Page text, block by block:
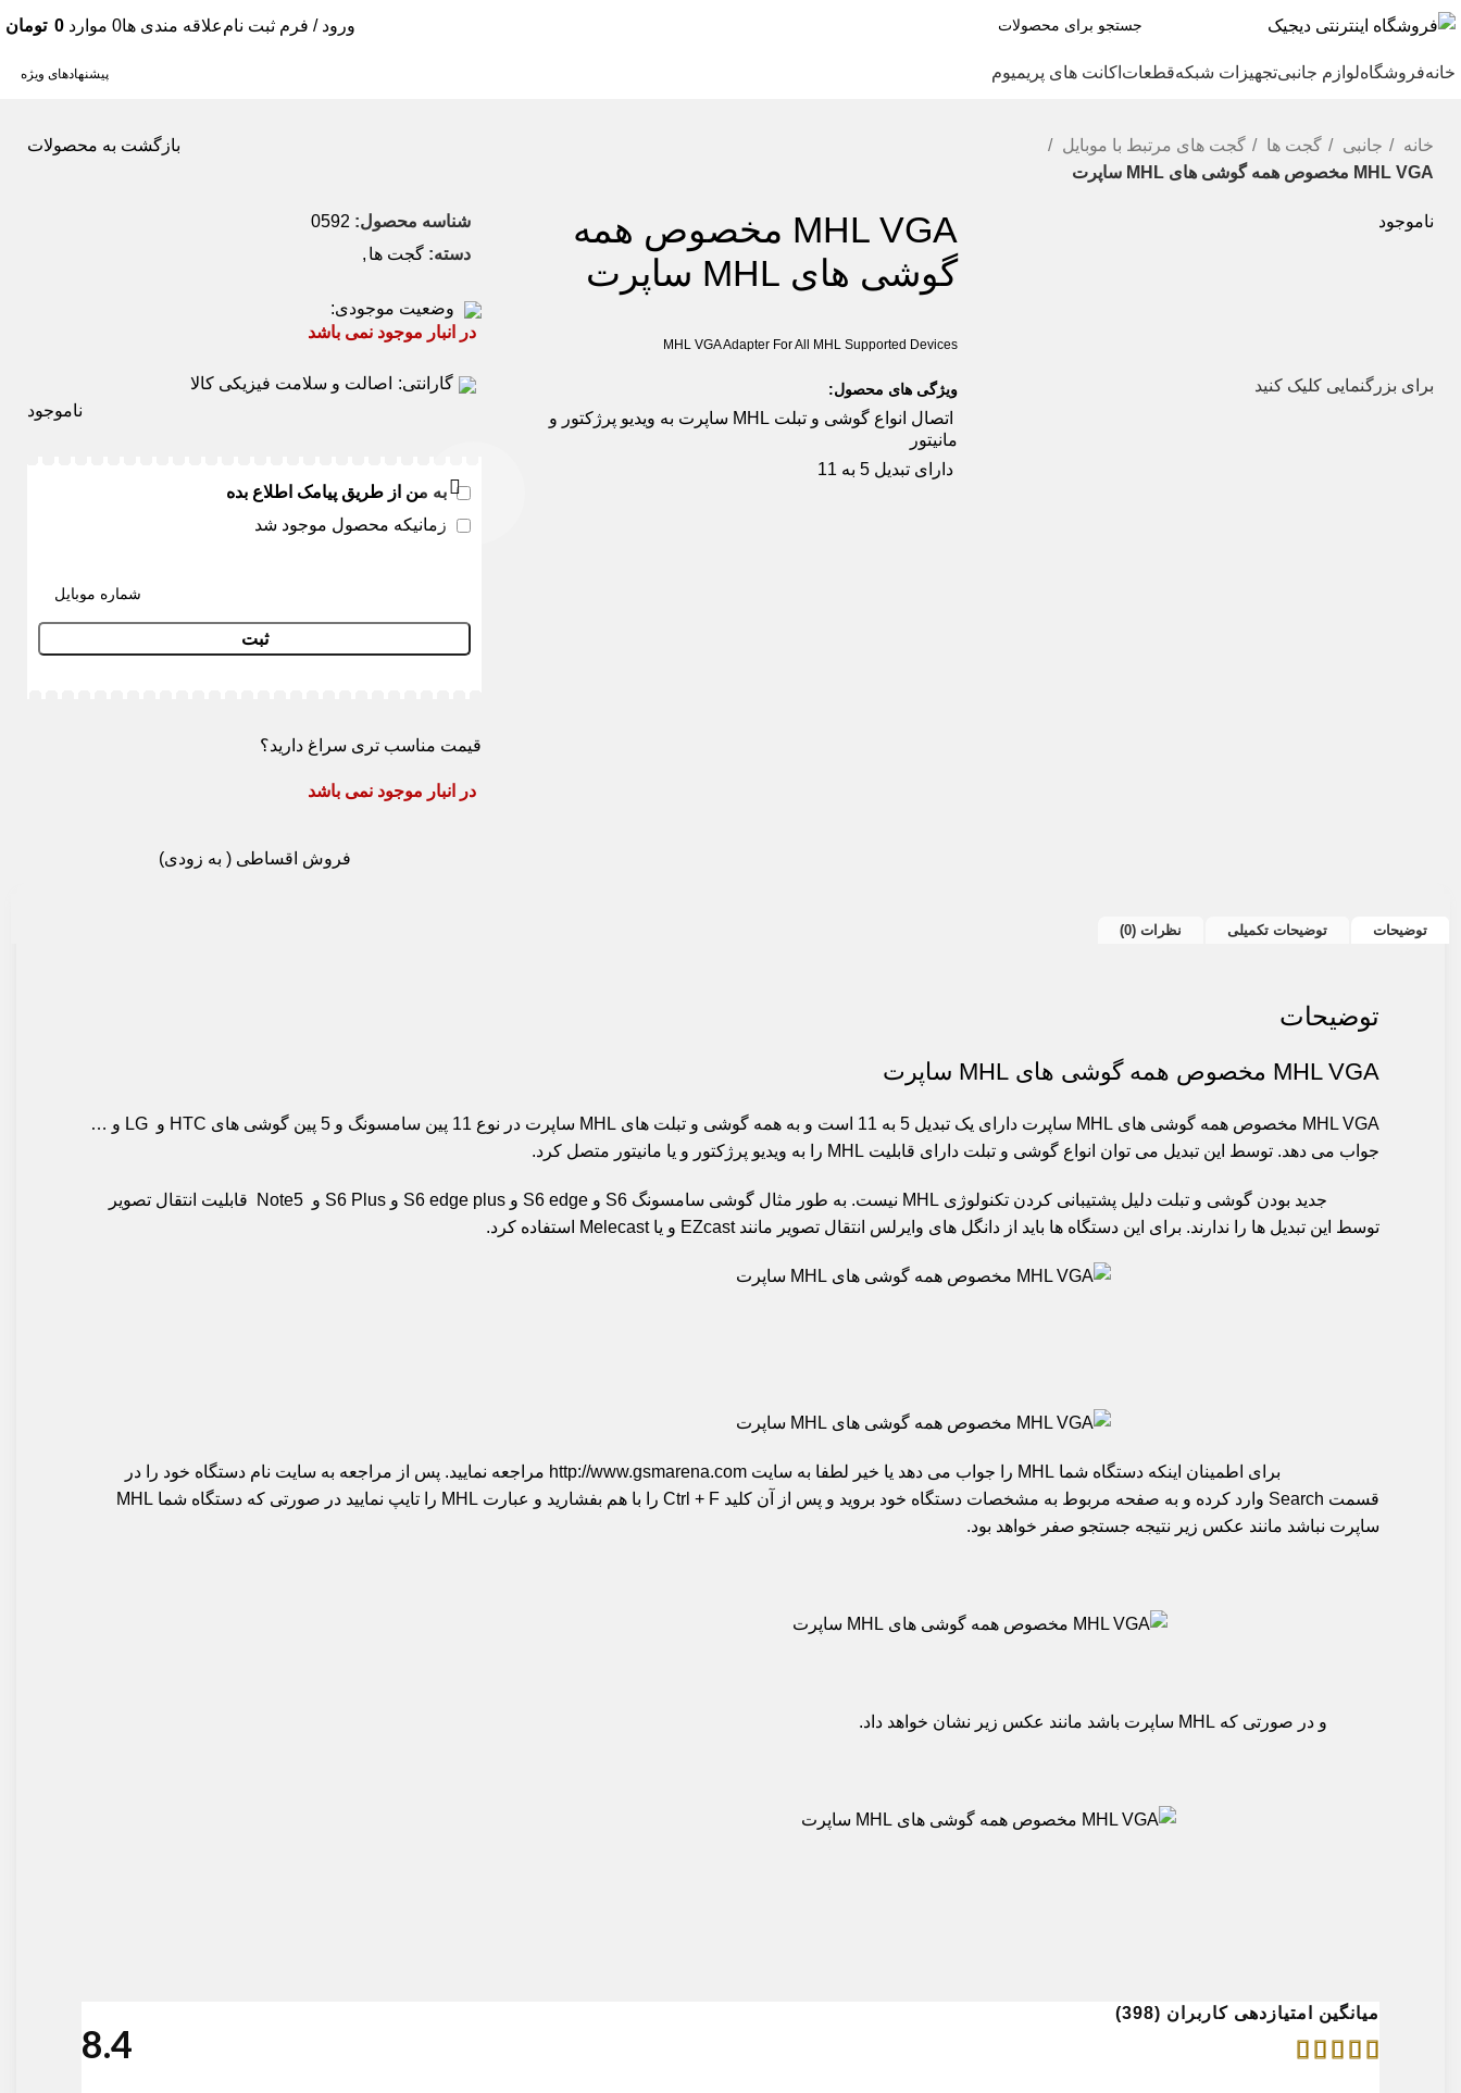
ورود / فرم ثبت نامعلاقه مندی ها0 موارد 0 تومان
خانهفروشگاهلوازم جانبیتجهیزات شبکهقطعات اکانت های پریمیوم پیشنهادهای ویژه
خانه جانبی گجت ها
گجت های مرتبط با موبایل
MHL VGA مخصوص همه گوشی های MHL ساپرت
بازگشت به محصولات
ناموجود
برای بزرگنمایی کلیک کنید
MHL VGA مخصوص همه
گوشی های MHL ساپرت
MHL VGA Adapter For All MHL Supported Devices
ویژگی های محصول:
اتصال انواع گوشی و تبلت MHL ساپرت به ویدیو پرژکتور و
مانیتور
دارای تبدیل 5 به 11
شناسه محصول: 0592
دسته: گجت ها ,
وضعیت موجودی:
در انبار موجود نمی باشد
گارانتی: اصالت و سلامت فیزیکی کالا
به من از طریق پیامک اطلاع بده
زمانیکه محصول موجود شد
ثبت
قیمت مناسب تری سراغ دارید؟
در انبار موجود نمی باشد
فروش اقساطی ( به زودی)
توضیحات توضیحات تکمیلی نظرات (0)
توضیحات
MHL VGA مخصوص همه گوشی های MHL ساپرت
MHL VGA مخصوص همه گوشی های MHL ساپرت دارای یک تبدیل 5 به 11 است و به همه گوشی و تبلت های MHL
ساپرت در نوع 11 پین سامسونگ و 5 پین گوشی های HTC و LG و …
جواب می دهد. توسط این تبدیل می توان انواع گوشی و تبلت دارای قابلیت MHL را به ویدیو پرژکتور و یا مانیتور متصل کرد.
جدید بودن گوشی و تبلت دلیل پشتیبانی کردن تکنولوژی MHL نیست. به طور مثال گوشی سامسونگ S6 و S6 edge و S6 edge plus و S6 Plus و Note5 قابلیت انتقال تصویر
توسط این تبدیل ها را ندارند. برای این دستگاه ها باید از دانگل های وایرلس انتقال تصویر مانند EZcast و یا Melecast استفاده کرد.
برای اطمینان اینکه دستگاه شما MHL را جواب می دهد یا خیر لطفا به سایت http://www.gsmarena.com مراجعه نمایید. پس از مراجعه به سایت نام دستگاه خود را در
قسمت Search وارد کرده و به صفحه مربوط به مشخصات دستگاه خود بروید و پس از آن کلید Ctrl + F را با هم بفشارید و عبارت MHL را تایپ نمایید در صورتی که دستگاه شما MHL
ساپرت نباشد مانند عکس زیر نتیجه جستجو صفر خواهد بود.
و در صورتی که MHL ساپرت باشد مانند عکس زیر نشان خواهد داد.
میانگین امتیازدهی کاربران (398)
4.8